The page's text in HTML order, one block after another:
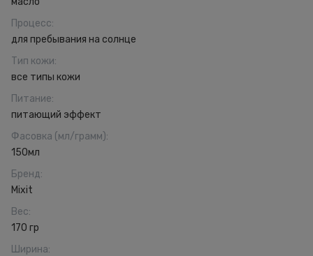
Процесс:
для пребывания на солнце
Тип кожи:
все типы кожи
Питание:
питающий эффект
Фасовка (мл/грамм):
150мл
Бренд:
Mixit
Вес:
170 гр
Ширина: